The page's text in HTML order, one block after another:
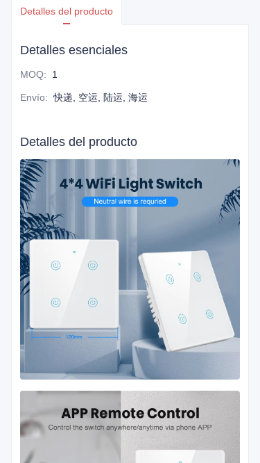
Detalles del producto
Detalles esenciales
MOQ: 1
Envío: 快递, 空运, 陆运, 海运
Detalles del producto